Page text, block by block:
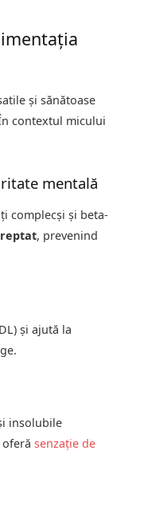
și sănătoase
contextul micului
mentală
complecși și beta-
, prevenind
și ajută la
insolubile
senzație de